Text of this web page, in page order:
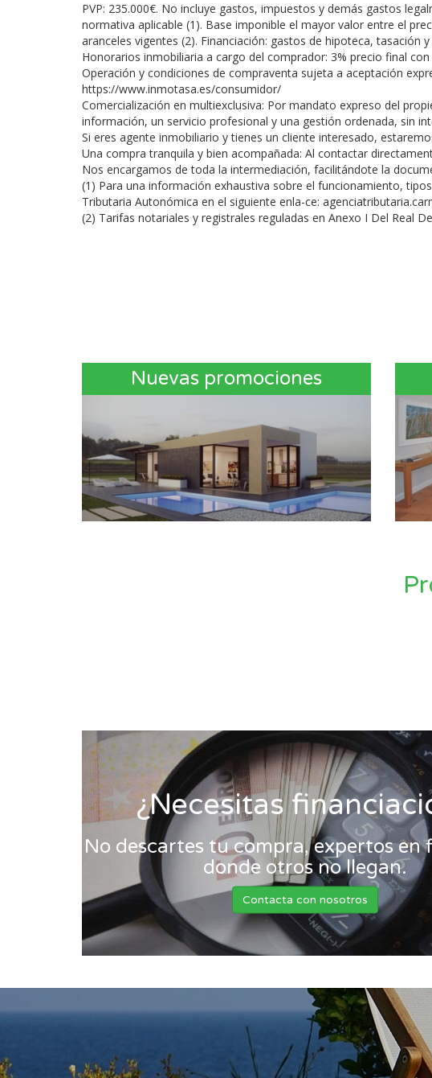
PVP: 235.000€. No incluye gastos, impuestos y demás gastos
normativa aplicable (1). Base imponible el mayor valor entre el
aranceles vigentes (2). Financiación: gastos de hipoteca,
Honorarios inmobiliaria a cargo del comprador: 3% precio final
Operación y condiciones de compraventa sujeta a aceptación
https://www.inmotasa.es/consumidor/
Comercialización en multiexclusiva: Por mandato expreso del
información, un servicio profesional y una gestión ordenada, sin
Si eres agente inmobiliario y tienes un cliente interesado,
Una compra tranquila y bien acompañada: Al contactar
Nos encargamos de toda la intermediación, facilitándote la
(1) Para una información exhaustiva sobre el funcionamiento,
Tributaria Autonómica en el siguiente enla-ce:
(2) Tarifas notariales y registrales reguladas en Anexo I Del Real
Nuevas promociones
¿Necesitas
No descartes tu compra, expertos en
donde otros no llegan.
Contacta con nosotros